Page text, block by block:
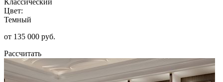
Цвет:
Темный
от 135 000 руб.
Рассчитать